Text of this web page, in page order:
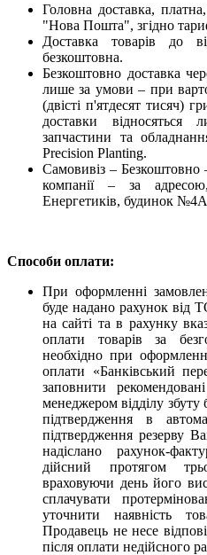
Головна доставка,
"Нова Пошта", згідно
Доставка товарів до
безкоштовна.
Безкоштовно доставка
лише за умови – при
(двісті п'ятдесят тисяч)
доставки
запчастини та
Precision Planting.
Самовивіз – Безкоштовно
компанії – за
Енергетиків, будинок
Способи оплати:
При оформленні
буде надано рахунок
на сайті та в рахунку
оплати товарів за
необхідно при
оплати «Банківський
заповнити
менеджером відділу збуту
підтвердження в
підтвердження резерву
надіслано рахунок-
дійсний протягом
враховуючи день його
сплачувати
уточнити наявність
Продавець не несе
після оплати недійсного